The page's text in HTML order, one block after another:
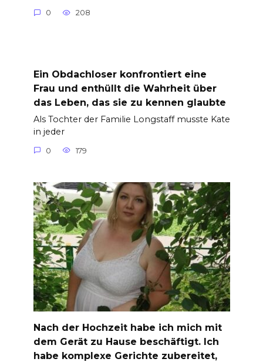
0 208
Ein Obdachloser konfrontiert eine
Frau und enthüllt die Wahrheit über
das Leben, das sie zu kennen glaubte
Als Tochter der Familie Longstaff musste Kate
in jeder
0 179
Nach der Hochzeit habe ich mich mit
dem Gerät zu Hause beschäftigt. Ich
habe komplexe Gerichte zubereitet,